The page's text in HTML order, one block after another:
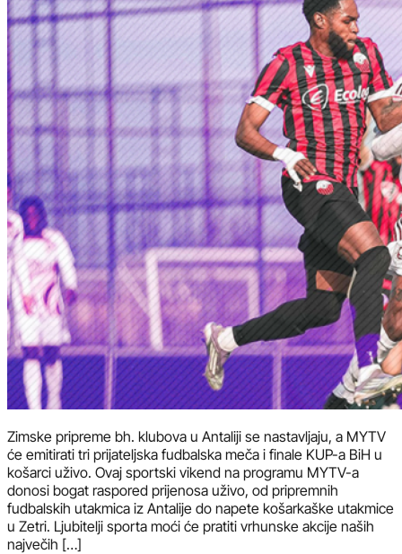
Zimske pripreme bh. klubova u Antaliji se nastavljaju, a MYTV
će emitirati tri prijateljska fudbalska meča i finale KUP-a BiH u
košarci uživo. Ovaj sportski vikend na programu MYTV-a
donosi bogat raspored prijenosa uživo, od pripremnih
fudbalskih utakmica iz Antalije do napete košarkaške utakmice
u Zetri. Ljubitelji sporta moći će pratiti vrhunske akcije naših
največih […]